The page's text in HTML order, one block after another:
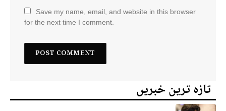
Save my name, email, and website in this browser
for the next time I comment.
تازہ ترین خبریں